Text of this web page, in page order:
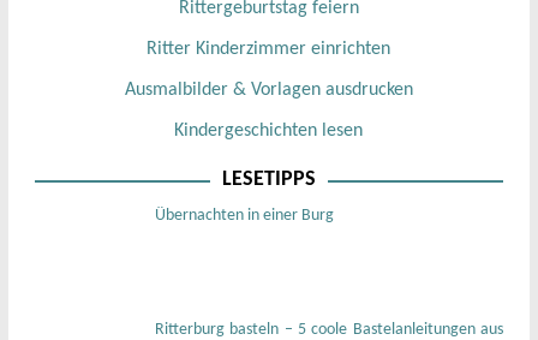
Rittergeburtstag feiern
Ritter Kinderzimmer einrichten
Ausmalbilder & Vorlagen ausdrucken
Kindergeschichten lesen
LESETIPPS
Übernachten in einer Burg
Ritterburg basteln – 5 coole Bastelanleitungen aus